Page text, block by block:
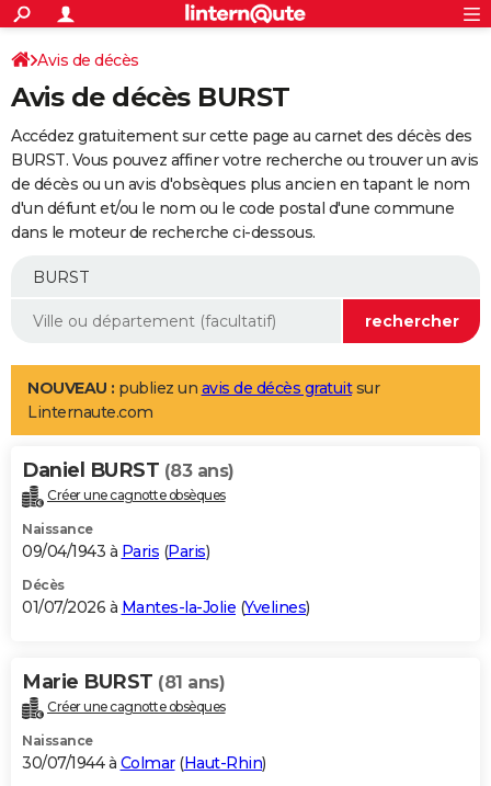
ACTUALITÉS
Politique
Société
Faits Divers
Education
Monde
Villes
+
SPORT
Coupe du monde 2026
Football
Tennis
Cyclisme
Rugby
Forum
Programme TV
TNT
Streaming
Cinéma
Sorties cinéma
Musique
+
FINANCE
Retraite
Impôts
Epargne
Immobilier
Risques naturels par ville
Banque
Assurance
Crédit
AUTO
Essais
Réserver un essai
Citadines
Berlines
SUV
Forum auto
+
Mobiles
Meilleur smartphone
Internet
Ordinateurs
Jeux vidéo
Guide high-tech
Aménagement intérieur
LIFESTYLE
Art de vivre
Bien-être
Loisirs
Mode
Modes de vie
Alimentation
Guide de la santé
Maladies
Médicaments
Sommeil
VOYAGE
Destinations
City break
Voyage nature
Voyage de noces
Forum
Climat
+PHOTO
GUIDES D'ACHAT
BONS PLANS
Carte de Noël
Carte Bonne année
Carte Saint-Valentin
Carte Pâques
Carte d'anniversaire
DICTIONNAIRE
Dictionnaire
Biographies
Citations
Expressions
Proverbes
PROGRAMME TV
Avis de décès
Avis de décès BURST
Accédez gratuitement sur cette page au carnet des décès des
BURST. Vous pouvez affiner votre recherche ou trouver un avis
de décès ou un avis d'obsèques plus ancien en tapant le nom
d'un défunt et/ou le nom ou le code postal d'une commune
dans le moteur de recherche ci-dessous.
NOUVEAU : publiez un avis de décès gratuitsur
Linternaute.com
Daniel BURST (83 ans)
Créer une cagnotte obsèques
Naissance
09/04/1943 à Paris (Paris)
Décès
01/07/2026 à Mantes-la-Jolie (Yvelines)
Marie BURST (81 ans)
Créer une cagnotte obsèques
Naissance
30/07/1944 à Colmar(Haut-Rhin)